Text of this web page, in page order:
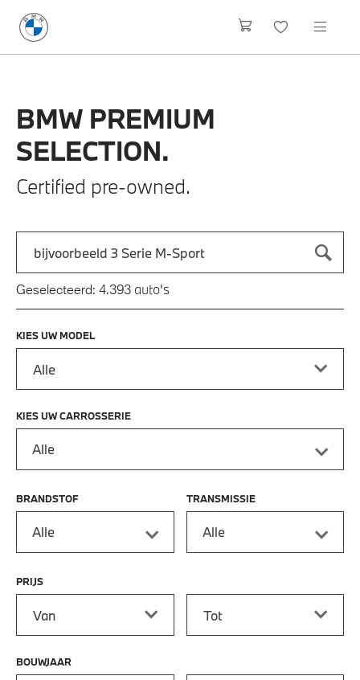
BMW PREMIUM
SELECTION.
Certified pre-owned.
Zoek naar een automodel, bijvoorbeeld 3 Serie M-Sport
Typ een automodel in en druk op enter om te zoeken
Geselecteerd: 4.393 auto's
KIES UW MODEL
KIES UW CARROSSERIE
Alle
BRANDSTOF
Alle
TRANSMISSIE
Alle
PRIJS
BOUWJAAR